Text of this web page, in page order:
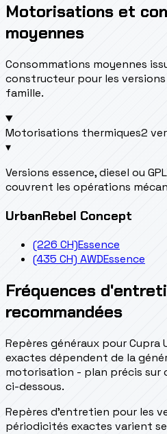
Motorisations et
moyennes
Consommations moyennes
constructeur pour les
famille.
Motorisations thermiques2
▾
Versions essence, diesel ou
couvrent les opérations
UrbanRebel Concept
(226 CH)Essence
(435 CH) AWDEssence
Fréquences
recommandées
Repères généraux pour Cupra
exactes dépendent de la
motorisation - plan précis sur
ci-dessous.
Repères d’entretien pour les
périodicités exactes varient